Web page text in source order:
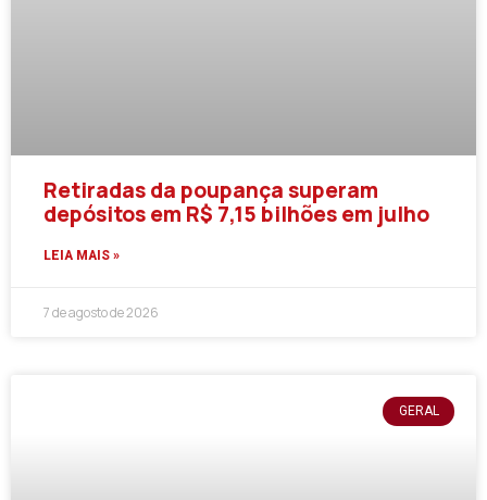
Retiradas da poupança superam
depósitos em R$ 7,15 bilhões em julho
LEIA MAIS »
7 de agosto de 2026
GERAL